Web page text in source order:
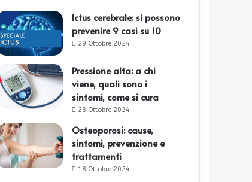
Ictus cerebrale: si possono
prevenire 9 casi su 10
29 Ottobre 2024
Pressione alta: a chi
viene, quali sono i
sintomi, come si cura
28 Ottobre 2024
Osteoporosi: cause,
sintomi, prevenzione e
trattamenti
18 Ottobre 2024